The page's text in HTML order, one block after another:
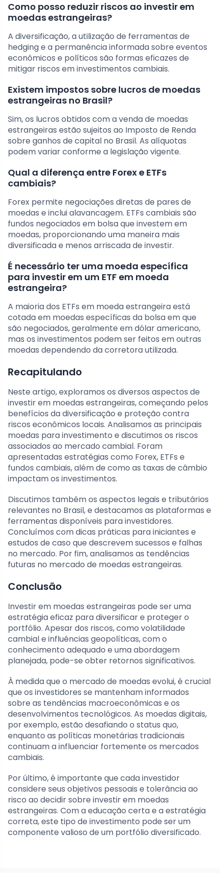
Como posso reduzir riscos ao investir em
moedas estrangeiras?
A diversificação, a utilização de ferramentas de
hedging e a permanência informada sobre eventos
econômicos e políticos são formas eficazes de
mitigar riscos em investimentos cambiais.
Existem impostos sobre lucros de moedas
estrangeiras no Brasil?
Sim, os lucros obtidos com a venda de moedas
estrangeiras estão sujeitos ao Imposto de Renda
sobre ganhos de capital no Brasil. As alíquotas
podem variar conforme a legislação vigente.
Qual a diferença entre Forex e ETFs
cambiais?
Forex permite negociações diretas de pares de
moedas e inclui alavancagem. ETFs cambiais são
fundos negociados em bolsa que investem em
moedas, proporcionando uma maneira mais
diversificada e menos arriscada de investir.
É necessário ter uma moeda específica
para investir em um ETF em moeda
estrangeira?
A maioria dos ETFs em moeda estrangeira está
cotada em moedas específicas da bolsa em que
são negociados, geralmente em dólar americano,
mas os investimentos podem ser feitos em outras
moedas dependendo da corretora utilizada.
Recapitulando
Neste artigo, exploramos os diversos aspectos de
investir em moedas estrangeiras, começando pelos
benefícios da diversificação e proteção contra
riscos econômicos locais. Analisamos as principais
moedas para investimento e discutimos os riscos
associados ao mercado cambial. Foram
apresentadas estratégias como Forex, ETFs e
fundos cambiais, além de como as taxas de câmbio
impactam os investimentos.
Discutimos também os aspectos legais e tributários
relevantes no Brasil, e destacamos as plataformas e
ferramentas disponíveis para investidores.
Concluímos com dicas práticas para iniciantes e
estudos de caso que descrevem sucessos e falhas
no mercado. Por fim, analisamos as tendências
futuras no mercado de moedas estrangeiras.
Conclusão
Investir em moedas estrangeiras pode ser uma
estratégia eficaz para diversificar e proteger o
portfólio. Apesar dos riscos, como volatilidade
cambial e influências geopolíticas, com o
conhecimento adequado e uma abordagem
planejada, pode-se obter retornos significativos.
À medida que o mercado de moedas evolui, é crucial
que os investidores se mantenham informados
sobre as tendências macroeconômicas e os
desenvolvimentos tecnológicos. As moedas digitais,
por exemplo, estão desafiando o status quo,
enquanto as políticas monetárias tradicionais
continuam a influenciar fortemente os mercados
cambiais.
Por último, é importante que cada investidor
considere seus objetivos pessoais e tolerância ao
risco ao decidir sobre investir em moedas
estrangeiras. Com a educação certa e a estratégia
correta, este tipo de investimento pode ser um
componente valioso de um portfólio diversificado.